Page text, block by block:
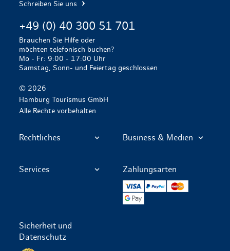
Schreiben Sie uns
+49 (0) 40 300 51 701
Brauchen Sie Hilfe oder
möchten telefonisch buchen?
Mo - Fr: 9:00 - 17:00 Uhr
Samstag, Sonn- und Feiertag geschlossen
© 2026
Hamburg Tourismus GmbH
Alle Rechte vorbehalten
Rechtliches Business & Medien
Services Zahlungsarten
PayPal
Sicherheit und
Datenschutz